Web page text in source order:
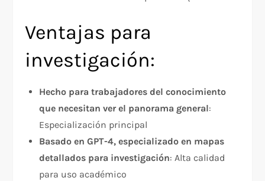
Ventajas para
investigación:
Hecho para trabajadores del conocimiento
que necesitan ver el panorama general:
Especialización principal
Basado en GPT-4, especializado en mapas
detallados para investigación: Alta calidad
para uso académico